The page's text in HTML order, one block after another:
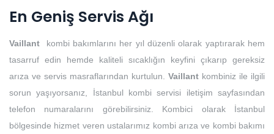
En Geniş Servis Ağı
Vaillant kombi bakımlarını her yıl düzenli olarak yaptırarak hem
tasarruf edin hemde kaliteli sıcaklığın keyfini çıkarıp gereksiz
arıza ve servis masraflarından kurtulun. Vaillant kombiniz ile ilgili
sorun yaşıyorsanız, İstanbul kombi servisi iletişim sayfasından
telefon numaralarını görebilirsiniz. Kombici olarak İstanbul
bölgesinde hizmet veren ustalarımız kombi arıza ve kombi bakımı